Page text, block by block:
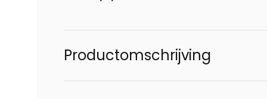
Productomschrijving